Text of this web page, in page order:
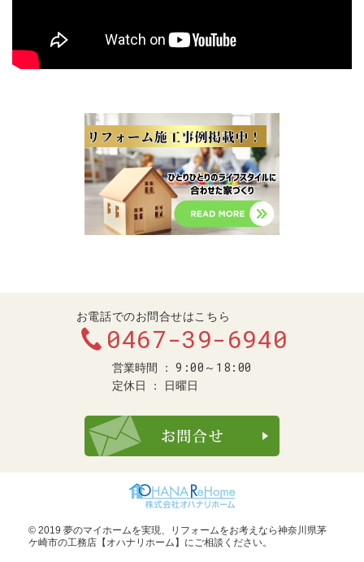
お電話でのお問合せはこちら
0467-39-6940
営業時間 9:00～18:00
定休日 日曜日
© 2019 夢のマイホームを実現、
リフォームをお考えなら神奈川県茅
ケ崎市の工務店【オハナリホーム】 にご相談ください。